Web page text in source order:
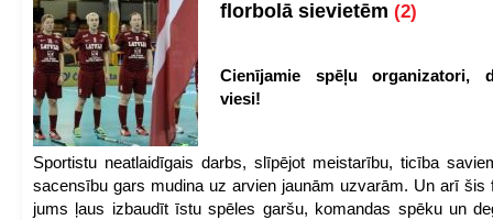
florbolā sievietēm (2)
Cienījamie spēļu organizatori,
viesi!
Sportistu neatlaidīgais darbs, slīpējot meistarību, ticība
sacensību gars mudina uz arvien jaunām uzvarām. Un arī šis
jums ļaus izbaudīt īstu spēles garšu, komandas spēku un